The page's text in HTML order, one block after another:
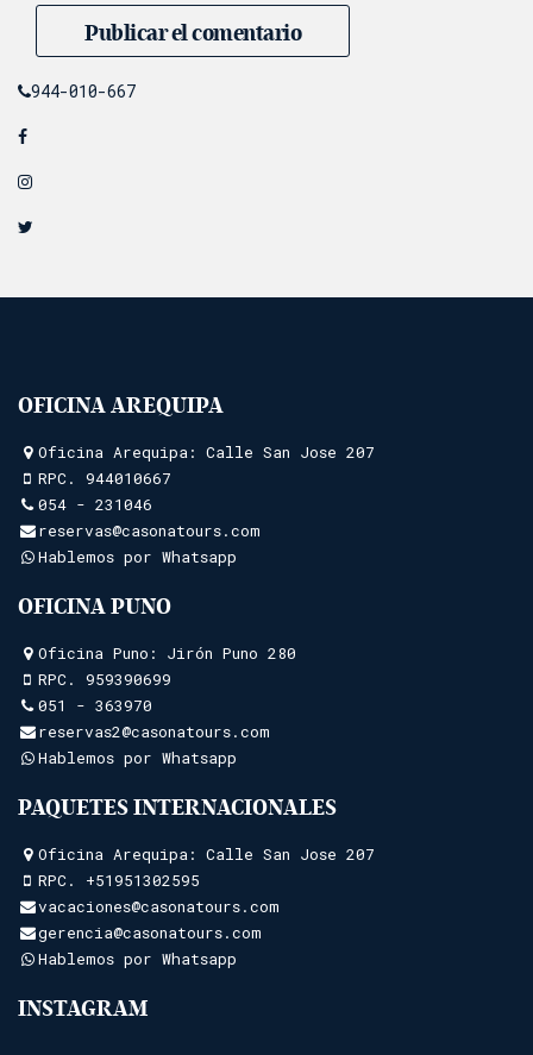
944-010-667
OFICINA AREQUIPA
Oficina Arequipa: Calle San Jose 207
RPC. 944010667
054 - 231046
reservas@casonatours.com
Hablemos por Whatsapp
OFICINA PUNO
Oficina Puno: Jirón Puno 280
RPC. 959390699
051 - 363970
reservas2@casonatours.com
Hablemos por Whatsapp
PAQUETES INTERNACIONALES
Oficina Arequipa: Calle San Jose 207
RPC. +51951302595
vacaciones@casonatours.com
gerencia@casonatours.com
Hablemos por Whatsapp
INSTAGRAM